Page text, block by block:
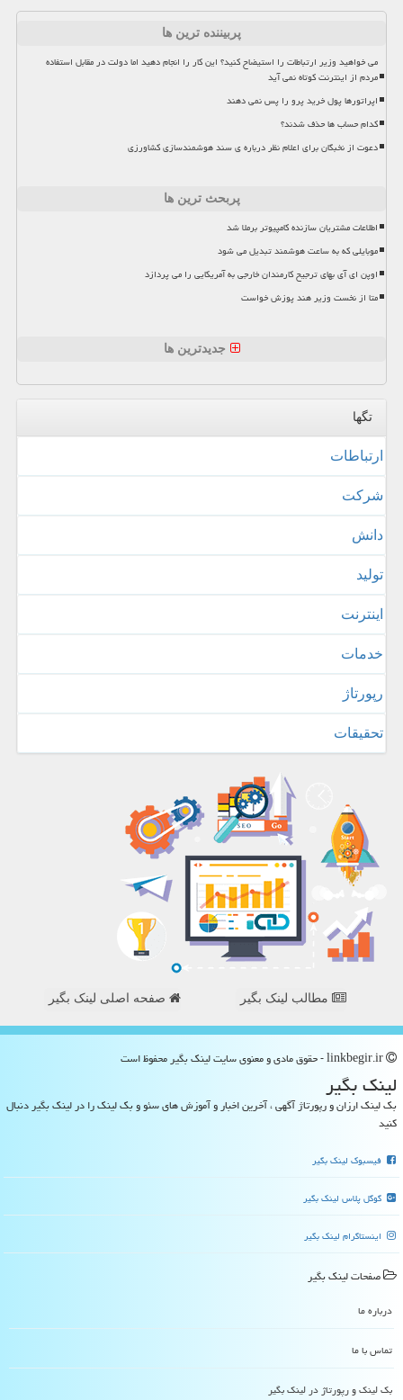
پربیننده ترین ها
می خواهید وزیر ارتباطات را استیضاح کنید؟ این کار را انجام دهید اما دولت در مقابل استفاده
مردم از اینترنت کوتاه نمی آید
اپراتورها پول خرید پرو را پس نمی دهند
کدام حساب ها حذف شدند؟
دعوت از نخبگان برای اعلام نظر درباره ی سند هوشمندسازی کشاورزی
پربحث ترین ها
اطلاعات مشتریان سازنده کامپیوتر برملا شد
موبایلی که به ساعت هوشمند تبدیل می شود
اوپن ای آی بهای ترجیح کارمندان خارجی به آمریکایی را می پردازد
متا از نخست وزیر هند پوزش خواست
جدیدترین ها
تگها
ارتباطات
شركت
دانش
تولید
اینترنت
خدمات
رپورتاژ
تحقیقات
مطالب لینک بگیر صفحه اصلی لینک بگیر
لینك بگیر
بک لینک ارزان و رپورتاژ آگهی ، آخرین اخبار و آموزش های سئو و بک لینک را در لینک بگیر دنبال
کنید
فیسبوک لینک بگیر
گوگل پلاس لینک بگیر
اینستاگرام لینک بگیر
صفحات لینك بگیر
درباره ما
تماس با ما
بک لینک و رپورتاژ در لینك بگیر